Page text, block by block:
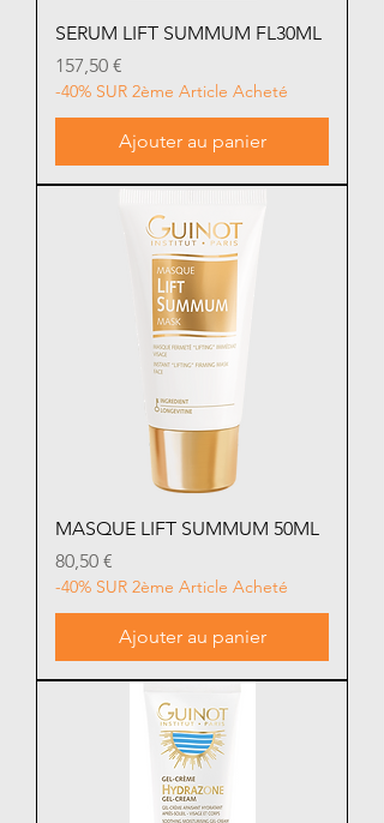
SERUM LIFT SUMMUM FL30ML
Prix
157,50 €
-40% SUR 2ème Article Acheté
Ajouter au panier
MASQUE LIFT SUMMUM 50ML
Prix
80,50 €
-40% SUR 2ème Article Acheté
Ajouter au panier